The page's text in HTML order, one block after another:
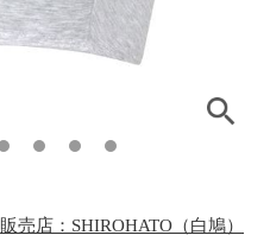
販売店：SHIROHATO（白鳩）